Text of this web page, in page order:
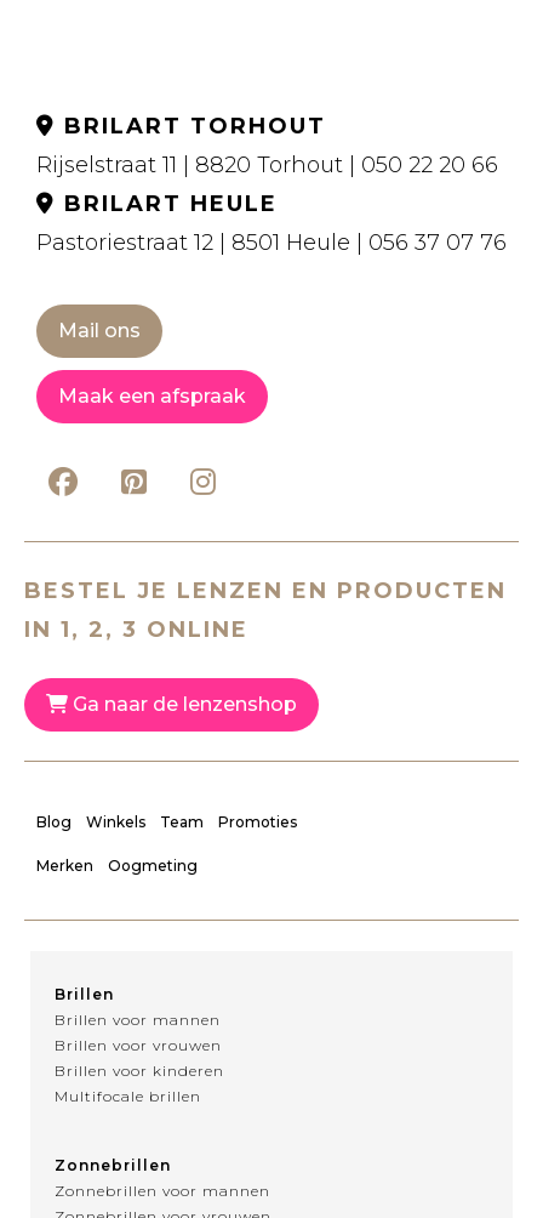
BRILART TORHOUT
Rijselstraat 11 | 8820 Torhout | 050 22 20 66
BRILART HEULE
Pastoriestraat 12 | 8501 Heule | 056 37 07 76
Mail ons
Maak een afspraak
BESTEL JE LENZEN EN PRODUCTEN
IN 1, 2, 3 ONLINE
Ga naar de lenzenshop
Blog Winkels Team Promoties
Merken Oogmeting
Brillen
Brillen voor mannen
Brillen voor vrouwen
Brillen voor kinderen
Multifocale brillen
Zonnebrillen
Zonnebrillen voor mannen